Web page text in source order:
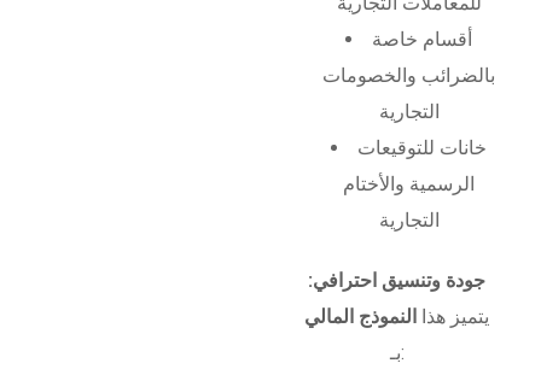
أقسام خاصة
بالضرائب والخصومات
التجارية
خانات للتوقيعات
الرسمية والأختام
التجارية
جودة وتنسيق احترافي:
يتميز هذا
النموذج المالي
بـ: